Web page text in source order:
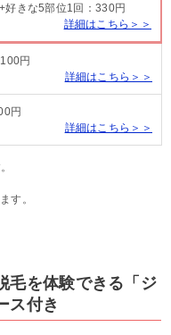
好きな5部位1回：330円
詳細はこちら＞＞
円
詳細はこちら＞＞
円
詳細はこちら＞＞
す。
毛を体験できる「ジ
ス付き